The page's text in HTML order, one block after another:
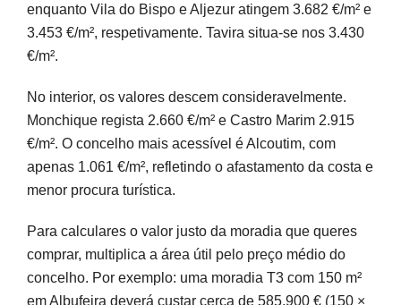
enquanto Vila do Bispo e Aljezur atingem 3.682 €/m² e
3.453 €/m², respetivamente. Tavira situa-se nos 3.430
€/m².
No interior, os valores descem consideravelmente.
Monchique regista 2.660 €/m² e Castro Marim 2.915
€/m². O concelho mais acessível é Alcoutim, com
apenas 1.061 €/m², refletindo o afastamento da costa e
menor procura turística.
Para calculares o valor justo da moradia que queres
comprar, multiplica a área útil pelo preço médio do
concelho. Por exemplo: uma moradia T3 com 150 m²
em Albufeira deverá custar cerca de 585.900 € (150 ×